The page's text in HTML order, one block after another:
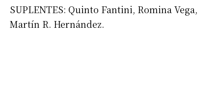
SUPLENTES: Quinto Fantini, Romina Vega,
Martín R. Hernández.